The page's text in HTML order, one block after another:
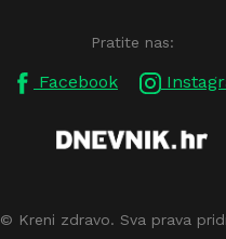
Pratite nas:
Facebook
© Kreni zdravo. Sva prava